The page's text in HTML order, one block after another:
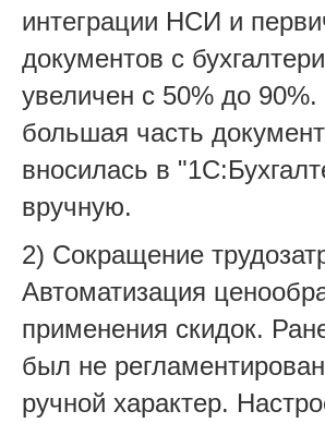
интеграции НСИ и
документов с
увеличен с 50% до
большая часть
вносилась в
вручную.
2) Сокращение
Автоматизация
применения скидок.
был не
ручной характер.